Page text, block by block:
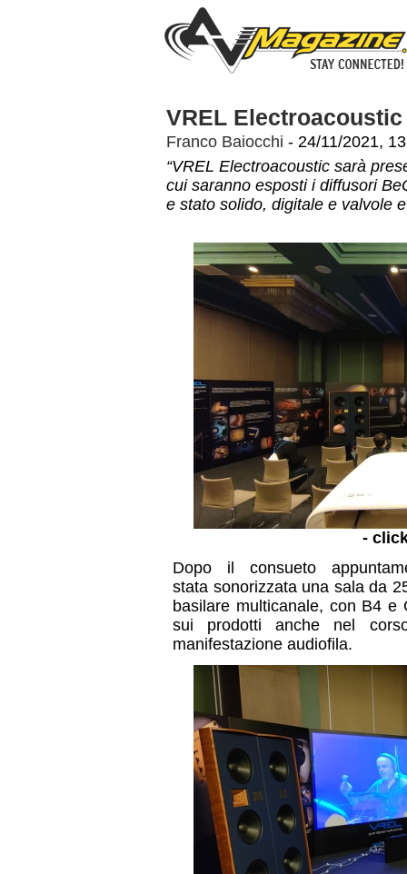
VREL
Franco Baiocchi - 24/11/2021,
“VREL Electroacoustic sarà
cui saranno esposti i diffusori
e stato solido, digitale e valvole
-
Dopo il consueto
stata sonorizzata una sala da
basilare multicanale, con B4 e
sui prodotti anche nel
manifestazione audiofila.